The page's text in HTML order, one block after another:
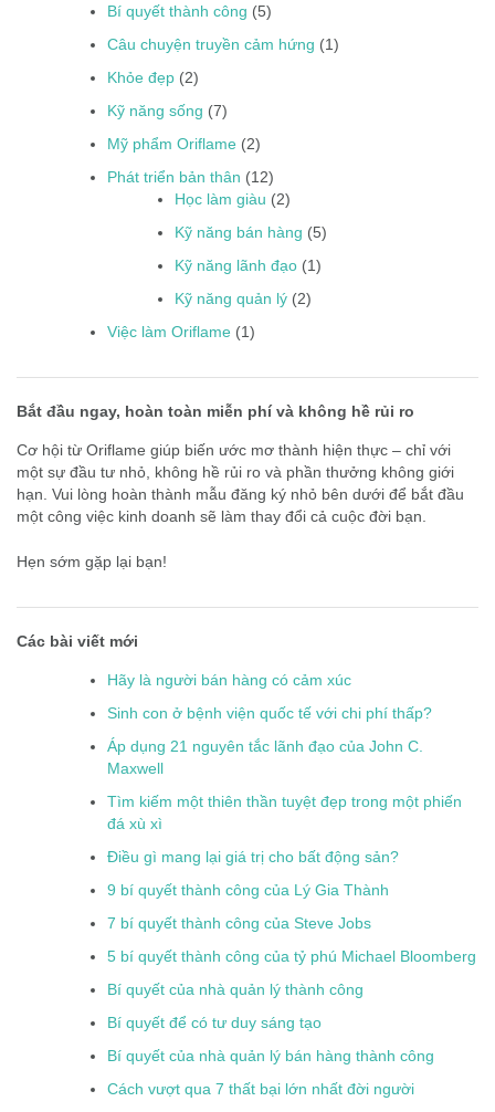
Bí quyết thành công (5)
Câu chuyện truyền cảm hứng (1)
Khỏe đẹp (2)
Kỹ năng sống (7)
Mỹ phẩm Oriflame (2)
Phát triển bản thân (12)
Học làm giàu (2)
Kỹ năng bán hàng (5)
Kỹ năng lãnh đạo (1)
Kỹ năng quản lý (2)
Việc làm Oriflame (1)
Bắt đầu ngay, hoàn toàn miễn phí và không hề rủi ro
Cơ hội từ Oriflame giúp biến ước mơ thành hiện thực – chỉ với
một sự đầu tư nhỏ, không hề rủi ro và phần thưởng không giới
hạn. Vui lòng hoàn thành mẫu đăng ký nhỏ bên dưới để bắt đầu
một công việc kinh doanh sẽ làm thay đổi cả cuộc đời bạn.
Hẹn sớm gặp lại bạn!
Các bài viết mới
Hãy là người bán hàng có cảm xúc
Sinh con ở bệnh viện quốc tế với chi phí thấp?
Áp dụng 21 nguyên tắc lãnh đạo của John C.
Maxwell
Tìm kiếm một thiên thần tuyệt đẹp trong một phiến
đá xù xì
Điều gì mang lại giá trị cho bất động sản?
9 bí quyết thành công của Lý Gia Thành
7 bí quyết thành công của Steve Jobs
5 bí quyết thành công của tỷ phú Michael Bloomberg
Bí quyết của nhà quản lý thành công
Bí quyết để có tư duy sáng tạo
Bí quyết của nhà quản lý bán hàng thành công
Cách vượt qua 7 thất bại lớn nhất đời người